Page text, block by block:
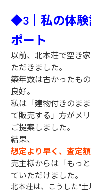
◆3 ｜私の体
ポート
以前、北本荘で空き
ただきました。
築年数は古かったも
良好。
私は「建物付きのま
て販売する」方がメ
ご提案しました。
結果、
想定より早く、査定
売主様からは「もっ
ていただけました。
北本荘は、こうした “土